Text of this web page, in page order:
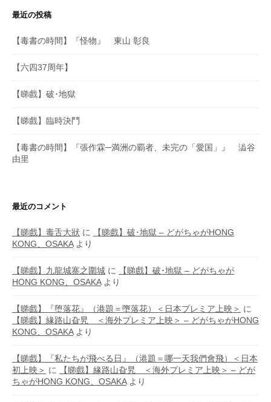
最近の投稿
【毒書の時間】『怪物』 東山 彰良
【六四37周年】
【睇戲】破･地獄
【睇戲】臨時決鬥
【毒書の時間】『張作霖─満洲の覇者、未完の「愛国」』 澁谷
由里
最近のコメント
【睇戲】毒舌大狀 に
【睇戲】破･地獄 – どがちゃがHONG
KONG、OSAKAより
【睇戲】九龍城寨之圍城 に
【睇戲】破･地獄 – どがちゃが
HONG KONG、OSAKAより
【睇戲】『堕落花』（港題＝墮落花）＜日本プレミア上映＞ に
【睇戲】緣路山旮旯 ＜海外プレミア上映＞ – どがちゃがHONG
KONG、OSAKAより
【睇戲】『私たちが飛べる日』（港題＝哪一天我們會飛）＜日本
初上映＞ に
【睇戲】緣路山旮旯 ＜海外プレミア上映＞ – どが
ちゃがHONG KONG、OSAKAより